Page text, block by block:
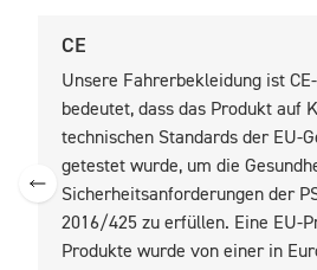
CE
Unsere Fahrerbekleidung ist
bedeutet, dass das Produkt auf
technischen Standards der EU-
getestet wurde, um die
Sicherheitsanforderungen der
2016/425 zu erfüllen. Eine EU-
Produkte wurde von einer in